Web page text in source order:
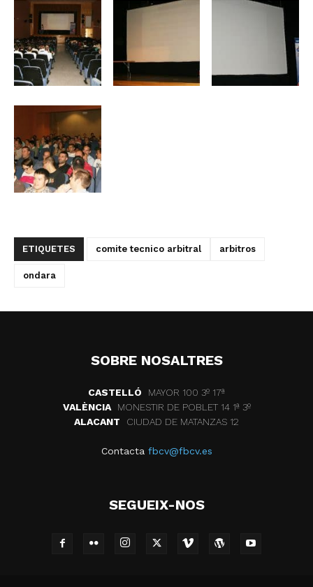
ETIQUETES comite tecnico arbitral arbitros
ondara
SOBRE NOSALTRES
CASTELLÓ
MAYOR 100 3º 17ª
VALÈNCIA
MONESTIR DE POBLET 14 1ª 3º
ALACANT
CIUDAD DE MATANZAS 12
Contacta fbcv@fbcv.es
SEGUEIX-NOS